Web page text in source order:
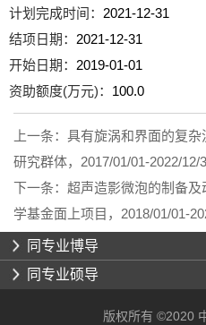
计划完成时间： 2021-12-31
结项日期： 2021-12-31
开始日期： 2019-01-01
资助额度(万元)： 100.0
上一条： 具有旋涡和界面的复
研究群体，2017/01/01-2022/12/
下一条： 超声造影微泡的制备
学基金面上项目，2018/01/01-
同专业博导
同专业硕导
版权所有 ©2020